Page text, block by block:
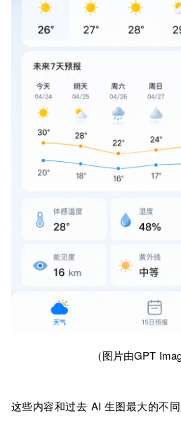
（图片由GPT
这些内容和过去 AI 生图最大的不